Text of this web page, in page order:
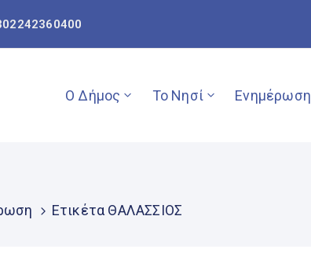
Ο Δήμος Το Νησί Ενημέρωση
Ετικέτα ΘΑΛΑΣΣΙΟΣ